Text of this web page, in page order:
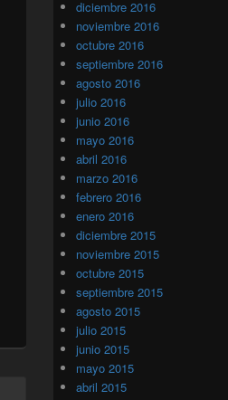
diciembre 2016
noviembre 2016
octubre 2016
septiembre 2016
agosto 2016
julio 2016
junio 2016
mayo 2016
abril 2016
marzo 2016
febrero 2016
enero 2016
diciembre 2015
noviembre 2015
octubre 2015
septiembre 2015
agosto 2015
julio 2015
junio 2015
mayo 2015
abril 2015